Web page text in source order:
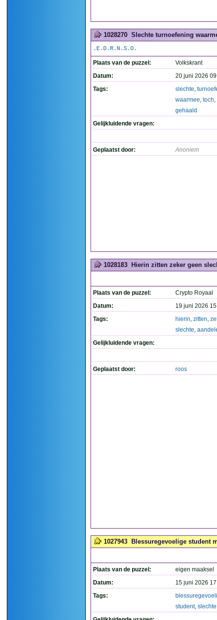
1028270 Slechte turnoefening
.E.D.R.N.S.O.
Plaats van de puzzel:
Volkskrant
Datum:
20 juni 2026
Tags:
slechte,
waarmee, toch,
gehaald
Gelijkluidende vragen:
Geplaatst door: Anoniem
1028183 Hierin zitten zeker geen
Plaats van de puzzel:
Crypto Royaal
Datum:
19 juni 2026
Tags:
hierin, zitten,
slechte,
Gelijkluidende vragen:
Geplaatst door: roos
1027943 Blessuregevoelige student
Plaats van de puzzel:
eigen maaksel
Datum:
15 juni 2026
Tags:
student, slechte